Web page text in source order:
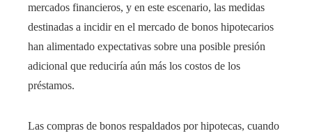
mercados financieros, y en este escenario, las medidas
destinadas a incidir en el mercado de bonos hipotecarios
han alimentado expectativas sobre una posible presión
adicional que reduciría aún más los costos de los
préstamos.
Las compras de bonos respaldados por hipotecas, cuando